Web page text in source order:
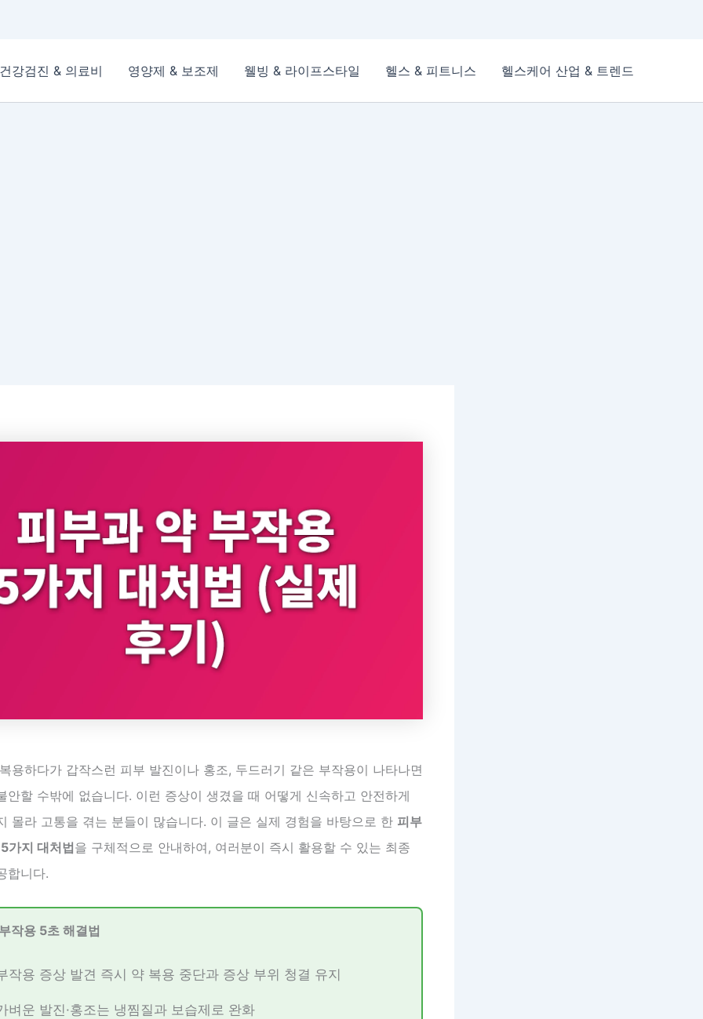
건강검진 & 의료비 영양제 & 보조제 웰빙 & 라이프스타일 헬스 & 피트니스 헬스케어 산업 & 트렌드
용하다가 갑작스런 피부 발진이나 홍조, 두드러기 같은 부작용이 나타나면
안할 수밖에 없습니다. 이런 증상이 생겼을 때 어떻게 신속하고 안전하게
몰라 고통을 겪는 분들이 많습니다. 이 글은 실제 경험을 바탕으로 한 피부
가지 대처법을 구체적으로 안내하여, 여러분이 즉시 활용할 수 있는 최종
합니다.
작용 5초 해결법
작용 증상 발견 즉시 약 복용 중단과 증상 부위 청결 유지
벼운 발진·홍조는 냉찜질과 보습제로 완화